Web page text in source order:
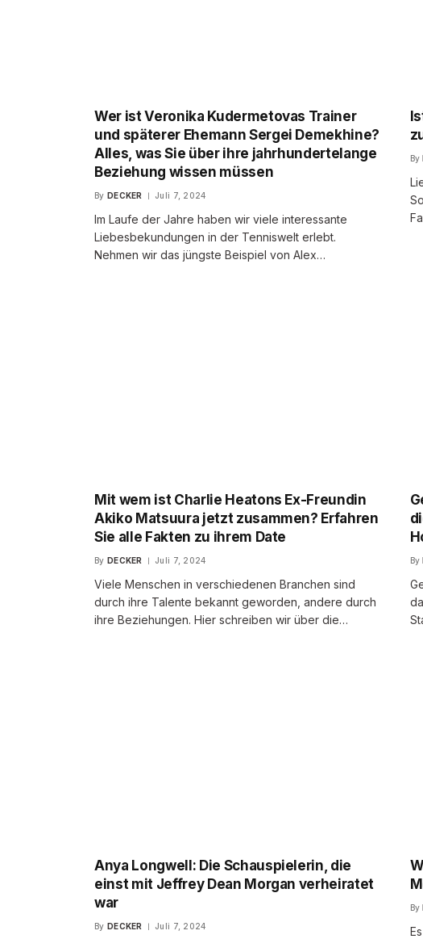
Wer ist Veronika Kudermetovas Trainer
und späterer Ehemann Sergei Demekhine?
Alles, was Sie über ihre jahrhundertelange
Beziehung wissen müssen
By DECKER Juli 7, 2024
Im Laufe der Jahre haben wir viele interessante
Liebesbekundungen in der Tenniswelt erlebt.
Nehmen wir das jüngste Beispiel von Alex…
By
Mit wem ist Charlie Heatons Ex-Freundin
Akiko Matsuura jetzt zusammen? Erfahren
Sie alle Fakten zu ihrem Date
By DECKER Juli 7, 2024
Viele Menschen in verschiedenen Branchen sind
durch ihre Talente bekannt geworden, andere durch
ihre Beziehungen. Hier schreiben wir über die…
By
Anya Longwell: Die Schauspielerin, die
einst mit Jeffrey Dean Morgan verheiratet
war
By DECKER Juli 7, 2024
By